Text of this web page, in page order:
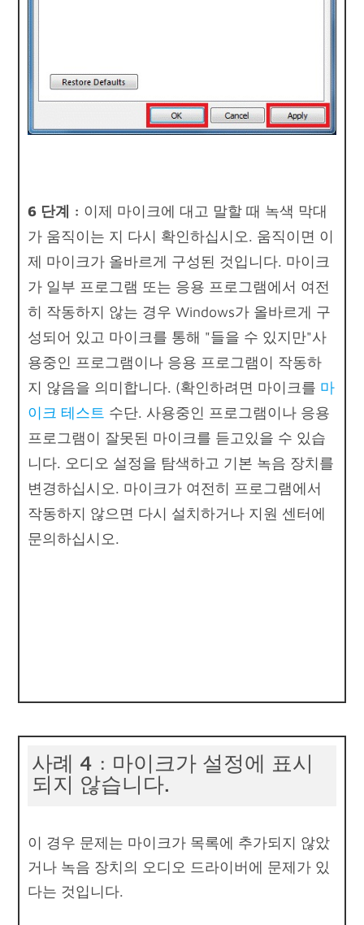
6 단계 : 이제 마이크에 대고 말할 때 녹색 막대
가 움직이는 지 다시 확인하십시오. 움직이면 이
제 마이크가 올바르게 구성된 것입니다. 마이크
가 일부 프로그램 또는 응용 프로그램에서 여전
히 작동하지 않는 경우 Windows가 올바르게 구
성되어 있고 마이크를 통해 "들을 수 있지만"사
용중인 프로그램이나 응용 프로그램이 작동하
지 않음을 의미합니다. (확인하려면 마이크를 마
이크 테스트 수단. 사용중인 프로그램이나 응용
프로그램이 잘못된 마이크를 듣고있을 수 있습
니다. 오디오 설정을 탐색하고 기본 녹음 장치를
변경하십시오. 마이크가 여전히 프로그램에서
작동하지 않으면 다시 설치하거나 지원 센터에
문의하십시오.
사례 4 : 마이크가 설정에 표시
되지 않습니다.
이 경우 문제는 마이크가 목록에 추가되지 않았
거나 녹음 장치의 오디오 드라이버에 문제가 있
다는 것입니다.